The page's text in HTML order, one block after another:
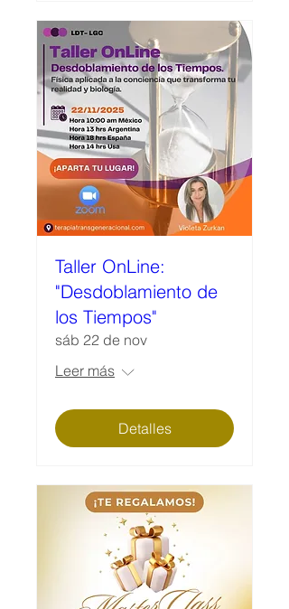
Taller OnLine:
"Desdoblamiento de
los Tiempos"
sáb 22 de nov
Leer más
Detalles